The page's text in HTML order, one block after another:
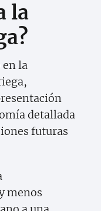
la
la
detallada
futuras
menos